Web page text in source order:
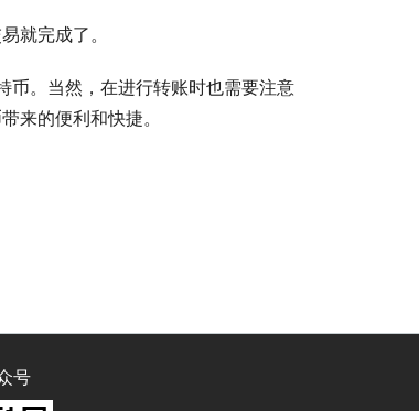
就完成了。
币。当然，在进行转账时也需要注意
来的便利和快捷。
号